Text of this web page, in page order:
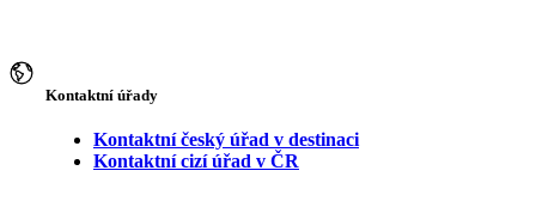
Kontaktní úřady
Kontaktní český úřad v destinaci
Kontaktní cizí úřad v ČR